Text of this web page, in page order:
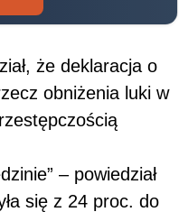
że deklaracja o
obniżenia luki w
– powiedział
się z 24 proc. do